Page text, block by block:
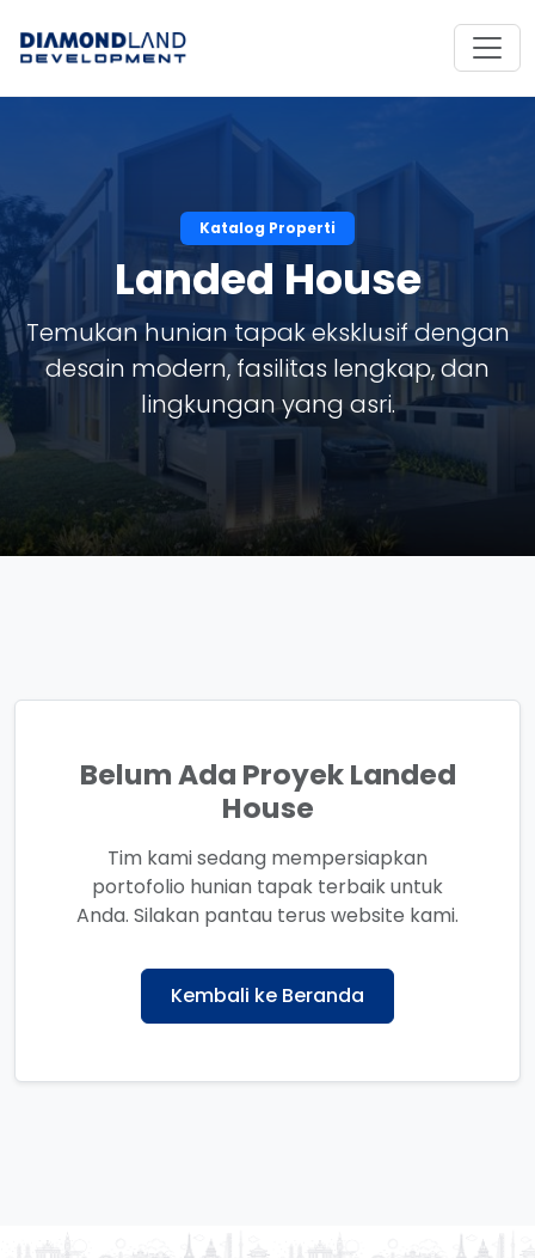
Katalog Properti
Landed House
Temukan hunian tapak eksklusif dengan
desain modern, fasilitas lengkap, dan
lingkungan yang asri.
Belum Ada Proyek Landed
House
Tim kami sedang mempersiapkan
portofolio hunian tapak terbaik untuk
Anda. Silakan pantau terus website kami.
Kembali ke Beranda